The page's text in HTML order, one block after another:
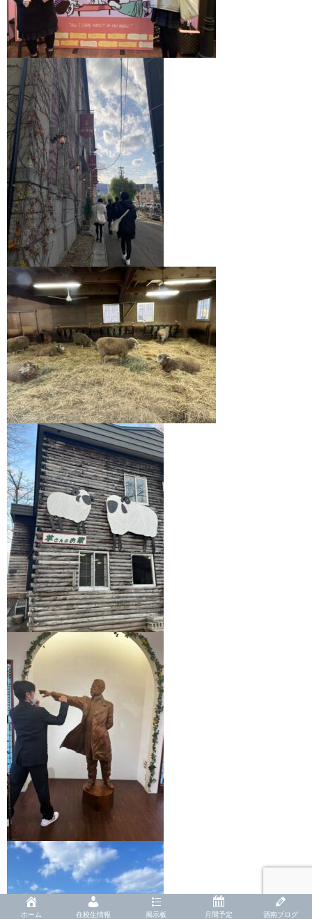
ホーム 在校生情報 掲示板 月間予定 酒南ブログ